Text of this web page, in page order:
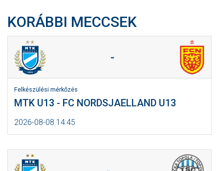
KORÁBBI MECCSEK
-
Felkészülési mérkőzés
MTK U13 - FC NORDSJAELLAND U13
2026-08-08 14:45